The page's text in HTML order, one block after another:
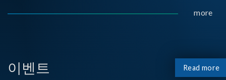
more
이벤트 Read more